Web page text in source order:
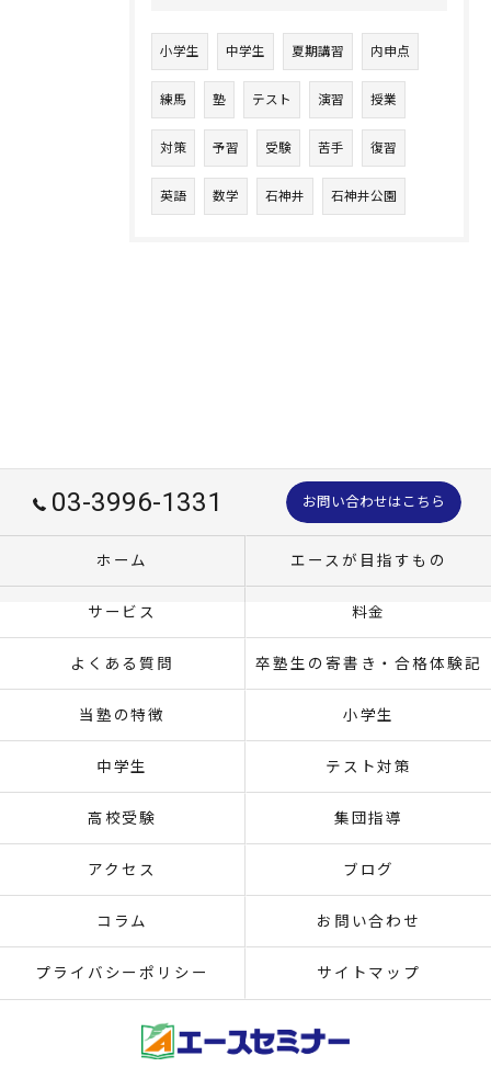
小学生 中学生 夏期講習 内申点
練馬 塾 テスト 演習 授業
対策 予習 受験 苦手 復習
英語 数学 石神井 石神井公園
03-3996-1331 お問い合わせはこちら
ホーム エースが目指すもの
サービス 料金
よくある質問 卒塾生の寄書き・合格体験記
当塾の特徴 小学生
中学生 テスト対策
高校受験 集団指導
アクセス ブログ
コラム お問い合わせ
プライバシーポリシー サイトマップ